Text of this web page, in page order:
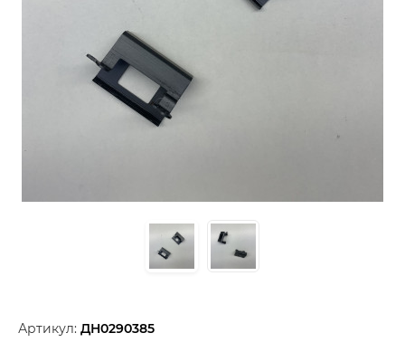
Артикул: ДН0290385